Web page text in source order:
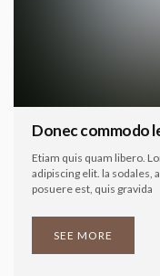
Donec commodo
Etiam quis quam libero.
adipiscing elit. la sodales,
posuere est, quis gravida
SEE MORE